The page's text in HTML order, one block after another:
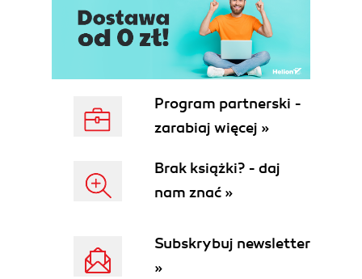
Editing One Section
Editing the Lead Section
Editing for Real
Wordsmithing Versus Adding
Information
A Few Words about Content
Selecting a Random Page
2. Documenting Your Sources
Documentation Guidelines
Some Sources Apply Only in
Specific, Limited
Program partnerski -
zarabiaj więcej »
Brak książki? - daj
nam znać »
Subskrybuj newsletter
»